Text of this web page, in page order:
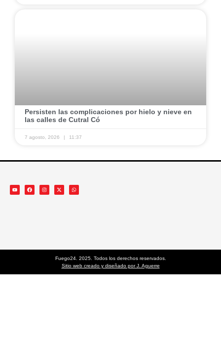
Persisten las complicaciones por hielo y nieve en
las calles de Cutral Có
7 agosto, 2026 11:37
Fuego24. 2025. Todos los derechos reservados.
Sitio web creado y diseñado por J. Aguerre